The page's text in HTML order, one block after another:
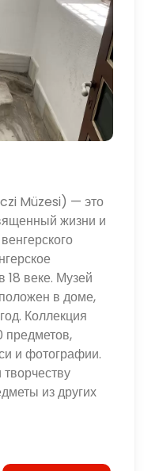
Müzesi) — это
жизни и
18 веке. Музей
в доме,
Коллекция
предметов,
и фотографии.
из других